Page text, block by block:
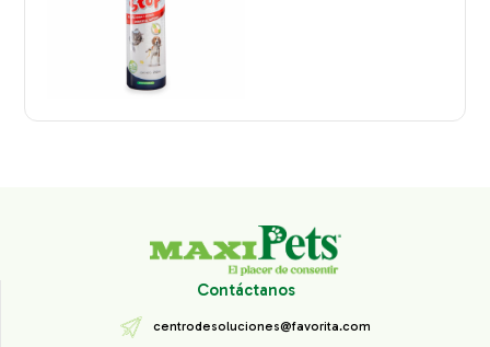
Contáctanos
centrodesoluciones@favorita.com